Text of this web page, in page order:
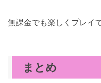
無課金でも楽しくプレイ
まとめ